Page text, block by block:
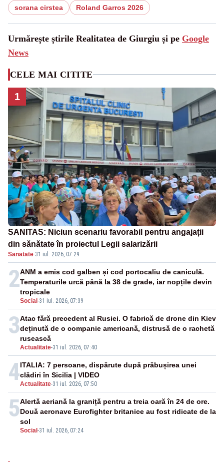
sorana cirstea Roland Garros 2026
Urmărește știrile Realitatea de Giurgiu și pe Google
News
CELE MAI CITITE
1
SANITAS: Niciun scenariu favorabil pentru angajații
din sănătate în proiectul Legii salarizării
Sanatate·31 iul. 2026, 07:29
2
Social -31 iul. 2026, 07:39
ANM a emis cod galben și cod portocaliu de caniculă.
Temperaturile urcă până la 38 de grade, iar nopțile devin
tropicale
3
Actualitate-31 iul. 2026, 07:40
Atac fără precedent al Rusiei. O fabrică de drone din Kiev
deținută de o companie americană, distrusă de o rachetă
rusească
4Actualitate-31 iul. 2026, 07:50
ITALIA: 7 persoane, dispărute după prăbușirea unei
clădiri în Sicilia | VIDEO
5
Social -31 iul. 2026, 07:24
Alertă aeriană la graniță pentru a treia oară în 24 de ore.
Două aeronave Eurofighter britanice au fost ridicate de la
sol